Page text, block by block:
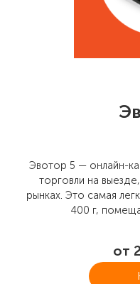
Эвотор 5 — онлайн-
торговли на
рынках. Это самая
400 г,
от